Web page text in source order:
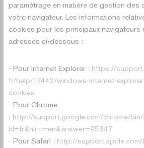
paramétrage en matière de gestion des
votre navigateur. Les informations
cookies pour les principaux
adresses ci-dessous :
- Pour Internet Explorer : https://
fr/help/17442/windows-internet-
cookies
- Pour Chrome
: http://support.google.com/chrome/bin/
hl=fr&hlrm=en&answer=95647
- Pour Safari : http://